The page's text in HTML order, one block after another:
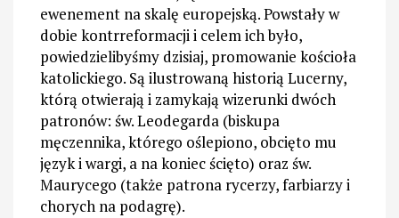
ewenement na skalę europejską. Powstały w
dobie kontrreformacji i celem ich było,
powiedzielibyśmy dzisiaj, promowanie kościoła
katolickiego. Są ilustrowaną historią Lucerny,
którą otwierają i zamykają wizerunki dwóch
patronów: św. Leodegarda (biskupa
męczennika, którego oślepiono, obcięto mu
język i wargi, a na koniec ścięto) oraz św.
Maurycego (także patrona rycerzy, farbiarzy i
chorych na podagrę).